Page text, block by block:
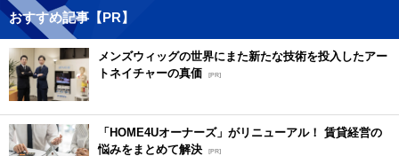
おすすめ記事【PR】
メンズウィッグの世界にまた新たな技術を投入したアー
トネイチャーの真価 [PR]
「HOME4Uオーナーズ」がリニューアル！ 賃貸経営の
悩みをまとめて解決 [PR]